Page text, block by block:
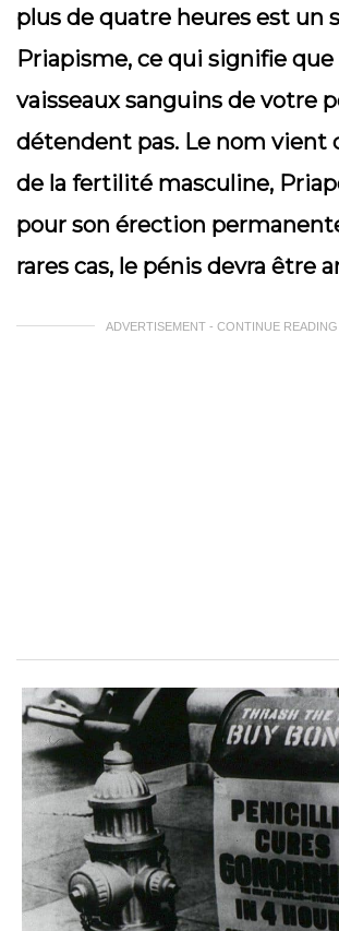
plus de quatre heures est un
Priapisme, ce qui signifie que
vaisseaux sanguins de votre
détendent pas. Le nom vient
de la fertilité masculine,
pour son érection
rares cas, le pénis devra être
ADVERTISEMENT - CONTINUE